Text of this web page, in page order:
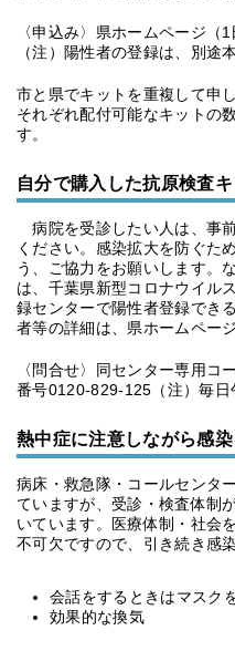
〈申込み〉県ホームページ（
（注）陽性者の登録は、別途
市と県でキットを重複して申
それぞれ配付可能なキットの
す。
自分で購入した抗原検査
病院を受診したい人は、事
ください。感染拡大を防ぐた
う、ご協力をお願いします。
は、千葉県新型コロナウイル
録センターで陽性者登録でき
者等の詳細は、県ホームペー
〈問合せ〉同センター専用
番号0120-829-125（注）毎日
熱中症に注意しながら感染
病床・救急隊・コールセンタ
ていますが、受診・検査体制
いています。医療体制・社会
不可欠ですので、引き続き感
会話をするときはマスク
効果的な換気